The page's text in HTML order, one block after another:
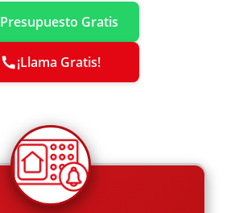
Presupuesto Gratis
¡Llama Gratis!